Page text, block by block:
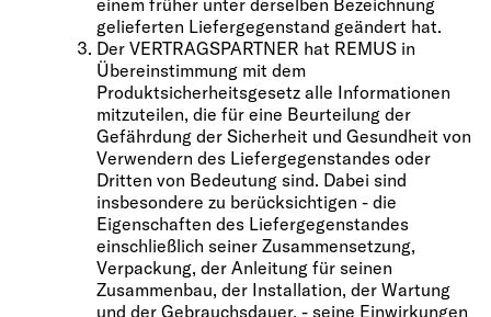
gelieferten Liefergegenstand geändert hat.
Der VERTRAGSPARTNER hat REMUS in
Übereinstimmung mit dem
Produktsicherheitsgesetz alle Informationen
mitzuteilen, die für eine Beurteilung der
Gefährdung der Sicherheit und Gesundheit von
Verwendern des Liefergegenstandes oder
Dritten von Bedeutung sind. Dabei sind
insbesondere zu berücksichtigen - die
Eigenschaften des Liefergegenstandes
einschließlich seiner Zusammensetzung,
Verpackung, der Anleitung für seinen
Zusammenbau, der Installation, der Wartung
und der Gebrauchsdauer, - seine Einwirkungen